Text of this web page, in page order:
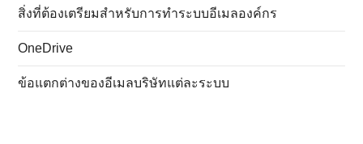
สิ่งที่ต้องเตรียมสำหรับการทำระบบอีเมลองค์กร
OneDrive
ข้อแตกต่างของอีเมลบริษัทแต่ละระบบ